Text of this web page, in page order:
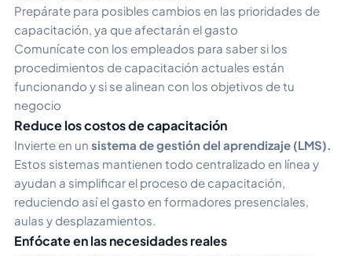
Prepárate para posibles cambios en las prioridades de
capacitación, ya que afectarán el gasto
Comunícate con los empleados para saber si los
procedimientos de capacitación actuales están
funcionando y si se alinean con los objetivos de tu
negocio
Reduce los costos de capacitación
Invierte en un sistema de gestión del aprendizaje (LMS).
Estos sistemas mantienen todo centralizado en línea y
ayudan a simplificar el proceso de capacitación,
reduciendo así el gasto en formadores presenciales,
aulas y desplazamientos.
Enfócate en las necesidades reales